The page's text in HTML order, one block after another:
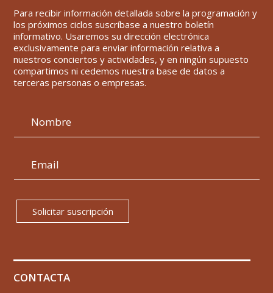
Para recibir información detallada sobre la programación y
los próximos ciclos suscríbase a nuestro boletín
informativo. Usaremos su dirección electrónica
exclusivamente para enviar información relativa a
nuestros conciertos y actividades, y en ningún supuesto
compartimos ni cedemos nuestra base de datos a
terceras personas o empresas.
Solicitar suscripción
CONTACTA